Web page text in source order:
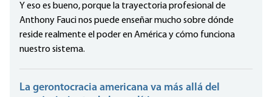
Y eso es bueno, porque la trayectoria profesional de
Anthony Fauci nos puede enseñar mucho sobre dónde
reside realmente el poder en América y cómo funciona
nuestro sistema.
La gerontocracia americana va más allá del